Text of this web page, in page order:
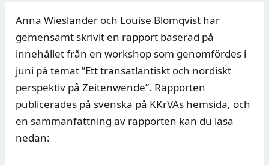
Anna Wieslander och Louise Blomqvist har
gemensamt skrivit en rapport baserad på
innehållet från en workshop som genomfördes i
juni på temat ”Ett transatlantiskt och nordiskt
perspektiv på Zeitenwende”. Rapporten
publicerades på svenska på KKrVAs hemsida, och
en sammanfattning av rapporten kan du läsa
nedan: